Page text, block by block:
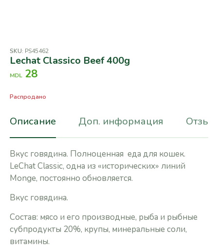
SKU: PS45462
Lechat Classico Beef 400g
MDL 28
Распродано
Описание Доп. информация
Вкус говядина. Полноценная еда для кошек.
LeChat Classic, одна из «исторических» линий
Monge, постоянно обновляется.
Вкус говядина.
Состав: мясо и его производные, рыба и рыбные
субпродукты 20%, крупы, минеральные соли,
витамины.